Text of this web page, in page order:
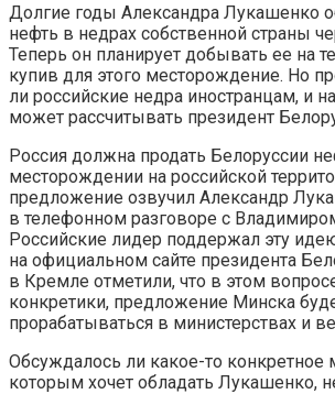
Долгие годы Александра Лукашенко
нефть в недрах собственной страны
Теперь он планирует добывать ее на
купив для этого месторождение. Но
ли российские недра иностранцам, и
может рассчитывать президент
Россия должна продать Белоруссии
месторождении на российской
предложение озвучил Александр
в телефонном разговоре с
Российские лидер поддержал эту
на официальном сайте президента
в Кремле отметили, что в этом
конкретики, предложение Минска
прорабатываться в министерствах и
Обсуждалось ли какое-то конкретное
которым хочет обладать Лукашенко,